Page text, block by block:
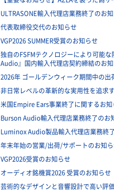
ULTRASONE輸入代理店業務終了のお
代表取締役交代のお知らせ
VGP2026 SUMMER受賞のお知らせ
独自のFSFMテクノロジーにより可能
Audio』国内輸入代理店契約締結のお
2026年 ゴールデンウィーク期間中の
非日常レベルの革新的な実用性を追求
米国Empire Ears事業終了に関するお知
Burson Audio輸入代理店業務終了のお
Luminox Audio製品輸入代理店業務終
年末年始の営業/出荷/サポートのお知ら
VGP2026受賞のお知らせ
オーディオ銘機賞2026 受賞のお知らせ
芸術的なデザインと音響設計で高い評